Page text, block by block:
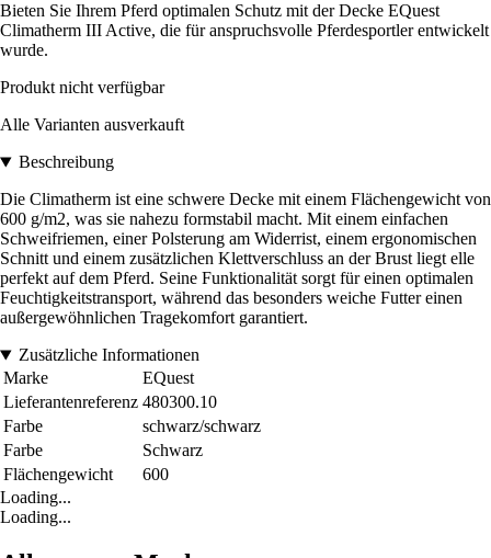
Bieten Sie Ihrem Pferd optimalen Schutz mit der Decke EQuest
Climatherm III Active, die für anspruchsvolle Pferdesportler entwickelt
wurde.
Produkt nicht verfügbar
Alle Varianten ausverkauft
Beschreibung
Die Climatherm ist eine schwere Decke mit einem Flächengewicht von
600 g/m2, was sie nahezu formstabil macht. Mit einem einfachen
Schweifriemen, einer Polsterung am Widerrist, einem ergonomischen
Schnitt und einem zusätzlichen Klettverschluss an der Brust liegt elle
perfekt auf dem Pferd. Seine Funktionalität sorgt für einen optimalen
Feuchtigkeitstransport, während das besonders weiche Futter einen
außergewöhnlichen Tragekomfort garantiert.
Zusätzliche Informationen
Marke
EQuest
Lieferantenreferenz 480300.10
Farbe
schwarz/schwarz
Farbe
Schwarz
Flächengewicht
600
Loading...
Loading...